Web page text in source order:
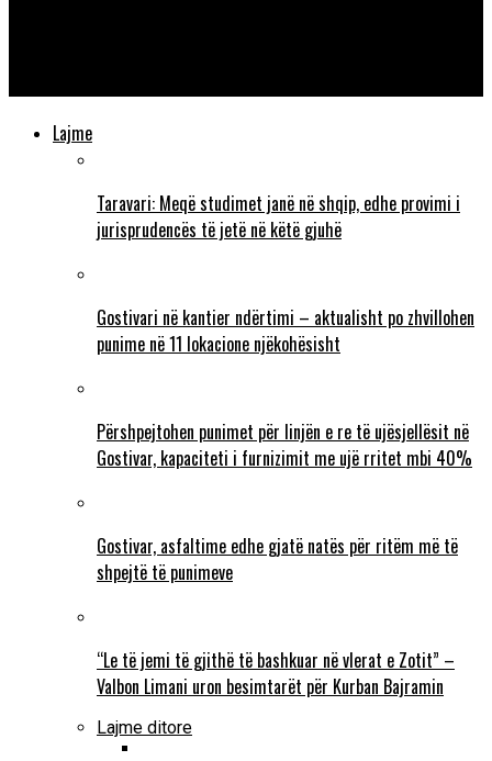
Lajme
Taravari: Meqë studimet janë në shqip, edhe provimi i
jurisprudencës të jetë në këtë gjuhë
Gostivari në kantier ndërtimi – aktualisht po zhvillohen
punime në 11 lokacione njëkohësisht
Përshpejtohen punimet për linjën e re të ujësjellësit në
Gostivar, kapaciteti i furnizimit me ujë rritet mbi 40%
Gostivar, asfaltime edhe gjatë natës për ritëm më të
shpejtë të punimeve
“Le të jemi të gjithë të bashkuar në vlerat e Zotit” –
Valbon Limani uron besimtarët për Kurban Bajramin
Lajme ditore